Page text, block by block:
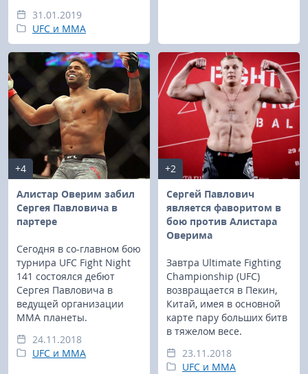
31.01.2019
UFC и MMA
+4
Алистар Оверим забил
Сергея Павловича в
партере
Сегодня в со-главном бою
турнира UFC Fight Night
141 состоялся дебют
Сергея Павловича в
ведущей организации
ММА планеты.
24.11.2018
UFC и MMA
+2
Сергей Павлович
является фаворитом в
бою против Алистара
Оверима
Завтра Ultimate Fighting
Championship (UFC)
возвращается в Пекин,
Китай, имея в основной
карте пару больших битв
в тяжелом весе.
23.11.2018
UFC и MMA